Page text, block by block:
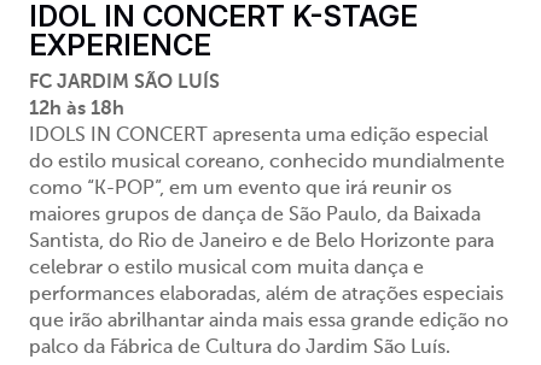
IDOL IN CONCERT K-STAGE
EXPERIENCE
FC JARDIM SÃO LUÍS
12h às 18h
IDOLS IN CONCERT apresenta uma edição especial
do estilo musical coreano, conhecido mundialmente
como “K-POP”, em um evento que irá reunir os
maiores grupos de dança de São Paulo, da Baixada
Santista, do Rio de Janeiro e de Belo Horizonte para
celebrar o estilo musical com muita dança e
performances elaboradas, além de atrações especiais
que irão abrilhantar ainda mais essa grande edição no
palco da Fábrica de Cultura do Jardim São Luís.